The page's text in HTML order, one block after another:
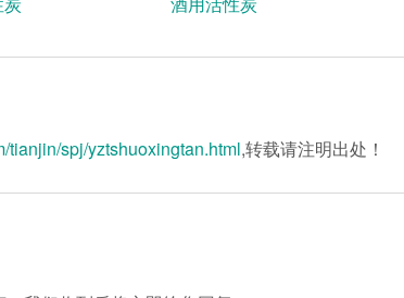
tianjin/spj/yztshuoxingtan.html,转载请注明出处！